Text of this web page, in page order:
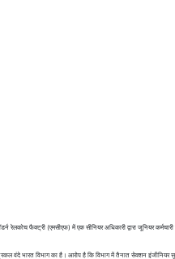
रेलकोच फैक्ट्री (एमसीएफ) में एक सीनियर अधिकारी द्वारा जूनियर
वंदे भारत विभाग का है। आरोप है कि विभाग में तैनात सेक्शन